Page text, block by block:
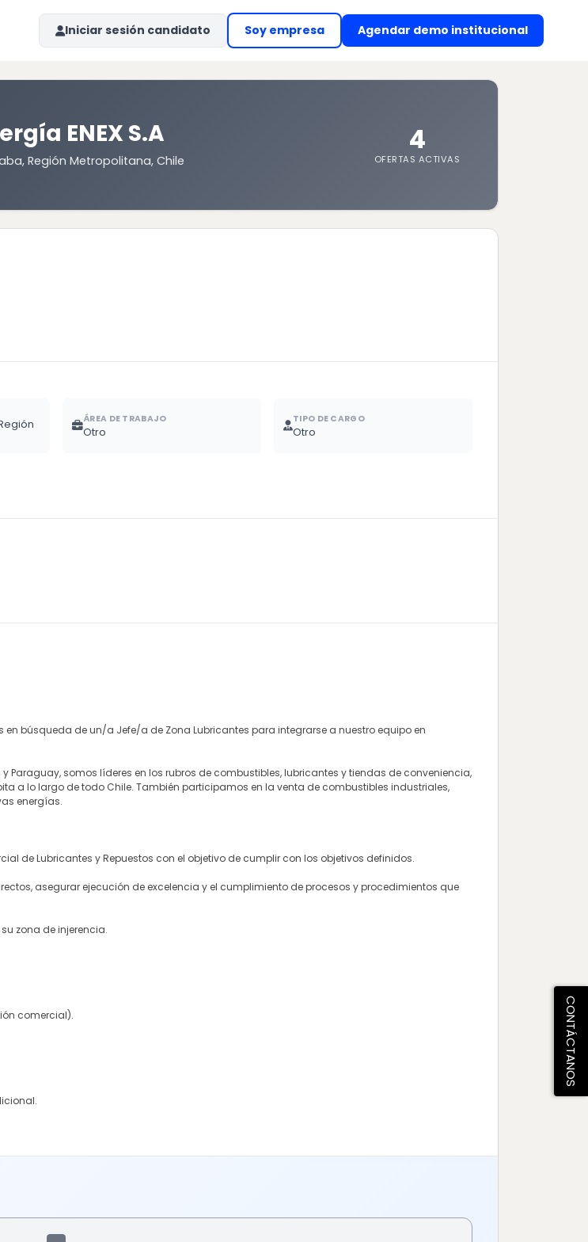
Iniciar sesión candidato Soy empresa Agendar demo institucional
(abre en nueva
ENEX S.A
Región Metropolitana, Chile
4
OFERTAS ACTIVAS
ÁREA DE TRABAJO
Otro
TIPO DE CARGO
Otro
en búsqueda de un/a Jefe/a de Zona Lubricantes para integrarse a nuestro equipo en
Paraguay, somos líderes en los rubros de combustibles, lubricantes y tiendas de conveniencia,
a lo largo de todo Chile. También participamos en la venta de combustibles industriales,
energías.
de Lubricantes y Repuestos con el objetivo de cumplir con los objetivos definidos.
asegurar ejecución de excelencia y el cumplimiento de procesos y procedimientos que
zona de injerencia.
comercial). CONTÁCTANOS